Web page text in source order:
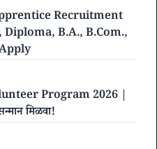
Recruitment
Diploma, B.A., B.Com.,
Apply
Program 2026 |
मिळवा!